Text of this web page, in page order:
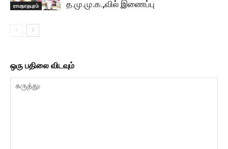
ராமநாதபுரம்
த.மு.மு.க.,வில் இணைப்பு
ஒரு பதிலை விடவும்